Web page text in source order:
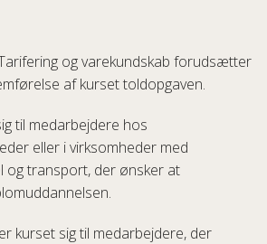
og varekundskab forudsætter
af kurset toldopgaven.
til medarbejdere hos
eller i virksomheder med
og transport, der ønsker at
kurset sig til medarbejdere, der